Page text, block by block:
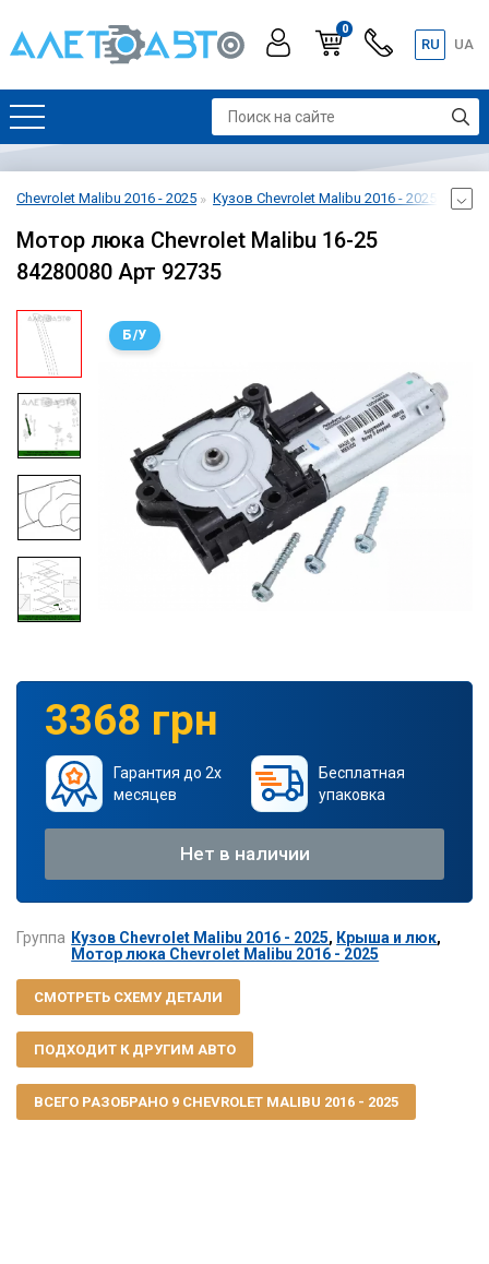
0
RU UA
Chevrolet Malibu 2016 - 2025 Кузов Chevrolet Malibu 2016 - 2025
Мотор люка Chevrolet Malibu 16-25
84280080 Арт 92735
Б/У
3368 грн
Гарантия до 2х
месяцев
Бесплатная
упаковка
Нет в наличии
Группа Кузов Chevrolet Malibu 2016 - 2025, Крыша и люк,
Мотор люка Chevrolet Malibu 2016 - 2025
СМОТРЕТЬ СХЕМУ ДЕТАЛИ
ПОДХОДИТ К ДРУГИМ АВТО
ВСЕГО РАЗОБРАНО 9 CHEVROLET MALIBU 2016 - 2025